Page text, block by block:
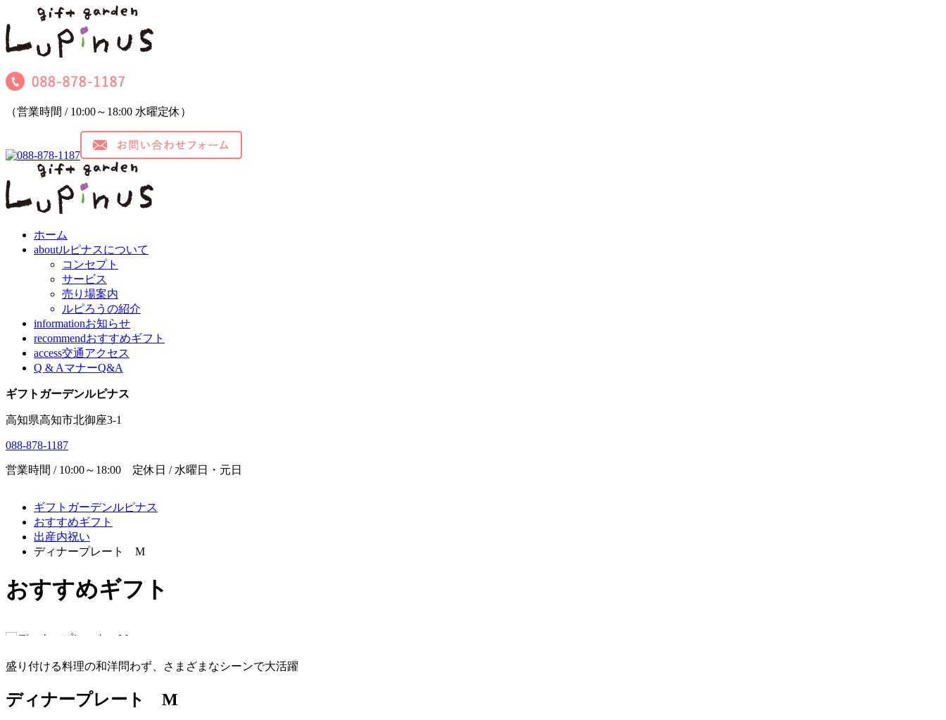
（営業時間 / 10:00～18:00 水曜定休）
ホーム
aboutルピナスについて
コンセプト
サービス
売り場案内
ルピろうの紹介
informationお知らせ
recommendおすすめギフト
access交通アクセス
Q & AマナーQ&A
ギフトガーデンルピナス
高知県高知市北御座3-1
088-878-1187
営業時間 / 10:00～18:00 定休日 / 水曜日・元日
ギフトガーデンルピナス
おすすめギフト
出産内祝い
ディナープレート M
おすすめギフト
盛り付ける料理の和洋問わず、さまざまなシーンで大活躍
ディナープレート M